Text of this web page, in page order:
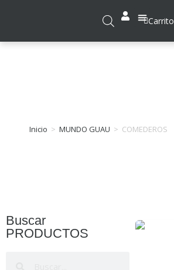
Carrito
Inicio > MUNDO GUAU > COMEDEROS
Buscar
PRODUCTOS